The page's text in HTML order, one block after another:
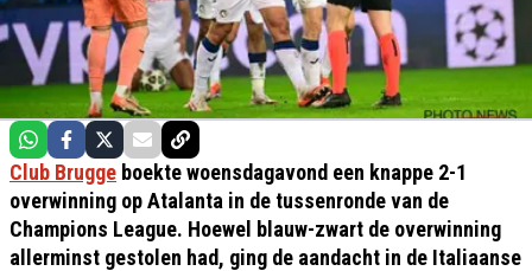
Club Brugge boekte woensdagavond een knappe 2-1
overwinning op Atalanta in de tussenronde van de
Champions League. Hoewel blauw-zwart de overwinning
allerminst gestolen had, ging de aandacht in de Italiaanse